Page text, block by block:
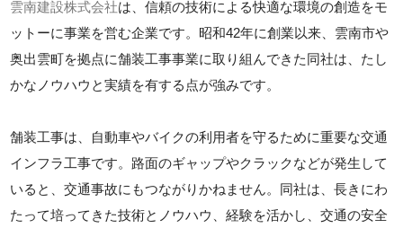
雲南建設株式会社は、信頼の技術による快適な環境の創造をモ
ットーに事業を営む企業です。昭和42年に創業以来、雲南市や
奥出雲町を拠点に舗装工事事業に取り組んできた同社は、たし
かなノウハウと実績を有する点が強みです。
舗装工事は、自動車やバイクの利用者を守るために重要な交通
インフラ工事です。路面のギャップやクラックなどが発生して
いると、交通事故にもつながりかねません。同社は、長きにわ
たって培ってきた技術とノウハウ、経験を活かし、交通の安全